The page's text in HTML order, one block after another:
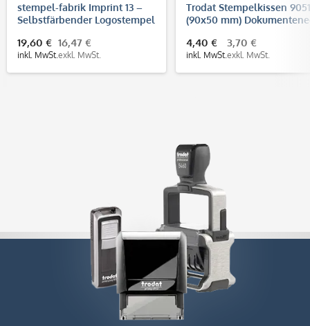
stempel-fabrik Imprint 13 –
Selbstfärbender Logostempel
19,60 €
inkl. MwSt.
16,47 €
exkl. MwSt.
Trodat Stempelkissen 9051
(90x50 mm)
4,40 €
inkl. MwSt.
3,70 €
exkl. MwSt.